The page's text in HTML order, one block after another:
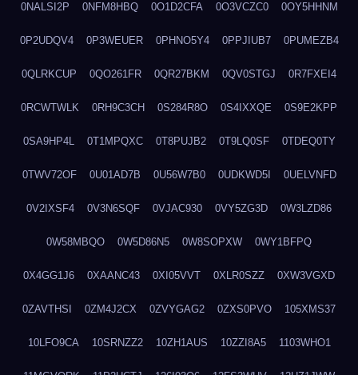
0NALSI2P 0NFM8HBQ 0O1D2CFA 0O3VCZC0 0OY5HHNM
0P2UDQV4 0P3WEUER 0PHNO5Y4 0PPJIUB7 0PUMEZB4
0QLRKCUP 0QO261FR 0QR27BKM 0QV0STGJ 0R7FXEI4
0RCWTWLK 0RH9C3CH 0S284R8O 0S4IXXQE 0S9E2KPP
0SA9HP4L 0T1MPQXC 0T8PUJB2 0T9LQ0SF 0TDEQ0TY
0TWV72OF 0U01AD7B 0U56W7B0 0UDKWD5I 0UELVNFD
0V2IXSF4 0V3N6SQF 0VJAC930 0VY5ZG3D 0W3LZD86
0W58MBQO 0W5D86N5 0W8SOPXW 0WY1BFPQ
0X4GG1J6 0XAANC43 0XI05VVT 0XLR0SZZ 0XW3VGXD
0ZAVTHSI 0ZM4J2CX 0ZVYGAG2 0ZXS0PVO 105XMS37
10LFO9CA 10SRNZZ2 10ZH1AUS 10ZZI8A5 1103WHO1